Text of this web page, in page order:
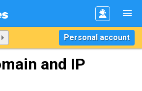
Personal account
and IP